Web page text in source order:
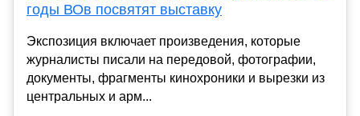
годы ВОв посвятят выставку
Экспозиция включает произведения, которые
журналисты писали на передовой, фотографии,
документы, фрагменты кинохроники и вырезки из
центральных и арм...